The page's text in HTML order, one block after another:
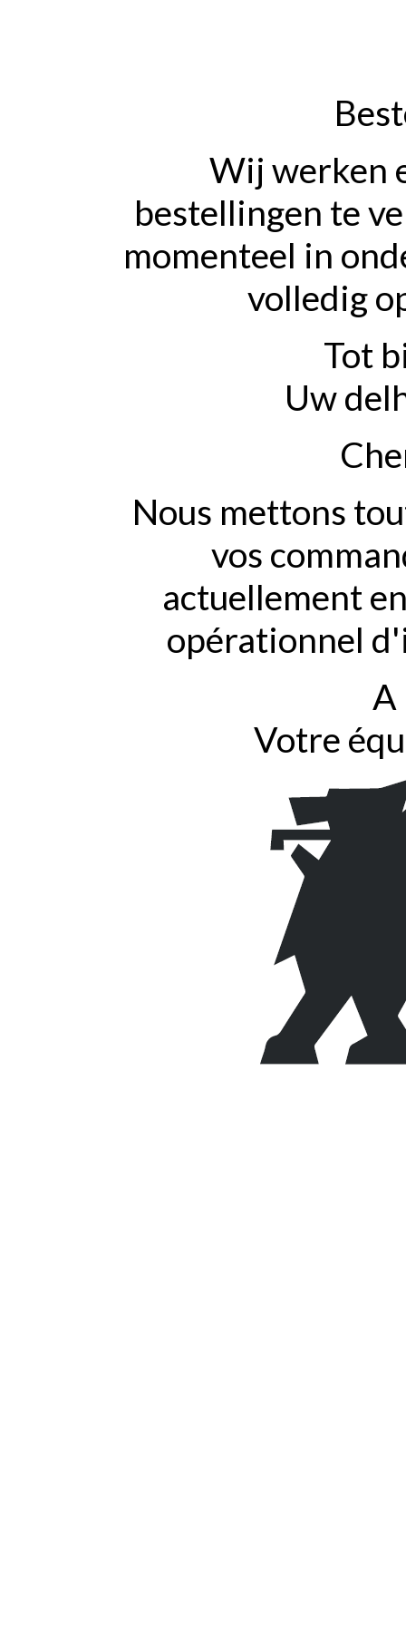
Wij werken
bestellingen te
momenteel in
volledig
Tot
Uw
Nous mettons
vos
actuellement
opérationnel
A
Votre